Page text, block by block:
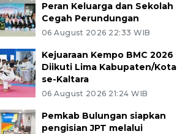
Peran Keluarga dan Sekolah
Cegah Perundungan
06 August 2026 22:33 WIB
Kejuaraan Kempo BMC 2026
Diikuti Lima Kabupaten/Kota
se-Kaltara
06 August 2026 21:24 WIB
Pemkab Bulungan siapkan
pengisian JPT melalui